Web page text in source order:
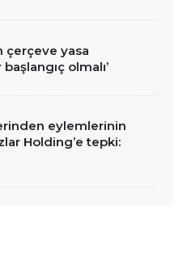
çerçeve yasa
başlangıç olmalı’
eylemlerinin
Holding’e tepki: